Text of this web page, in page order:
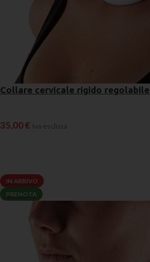
Collare cervicale rigido
35,00€ Iva esclusa
IN ARRIVO
PRENOTA